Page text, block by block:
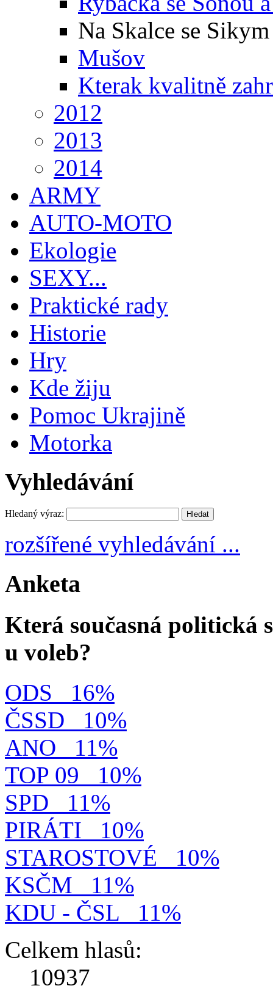
Na Skalce se
Mušov
Kterak kvalitně
2012
2013
2014
ARMY
AUTO-MOTO
Ekologie
SEXY...
Praktické rady
Historie
Hry
Kde žiju
Pomoc Ukrajině
Motorka
Vyhledávání
Hledaný výraz:
rozšířené vyhledávání ...
Anketa
Která současná politická
u voleb?
ODS
16%
ČSSD
10%
ANO
11%
TOP 09
10%
SPD
11%
PIRÁTI
10%
STAROSTOVÉ
10%
KSČM
11%
KDU - ČSL
11%
Celkem hlasů:
10937